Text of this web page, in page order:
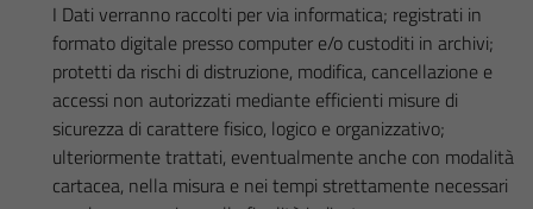
I Dati verranno raccolti per via informatica; registrati in
formato digitale presso computer e/o custoditi in archivi;
protetti da rischi di distruzione, modifica, cancellazione e
accessi non autorizzati mediante efficienti misure di
sicurezza di carattere fisico, logico e organizzativo;
ulteriormente trattati, eventualmente anche con modalità
cartacea, nella misura e nei tempi strettamente necessari